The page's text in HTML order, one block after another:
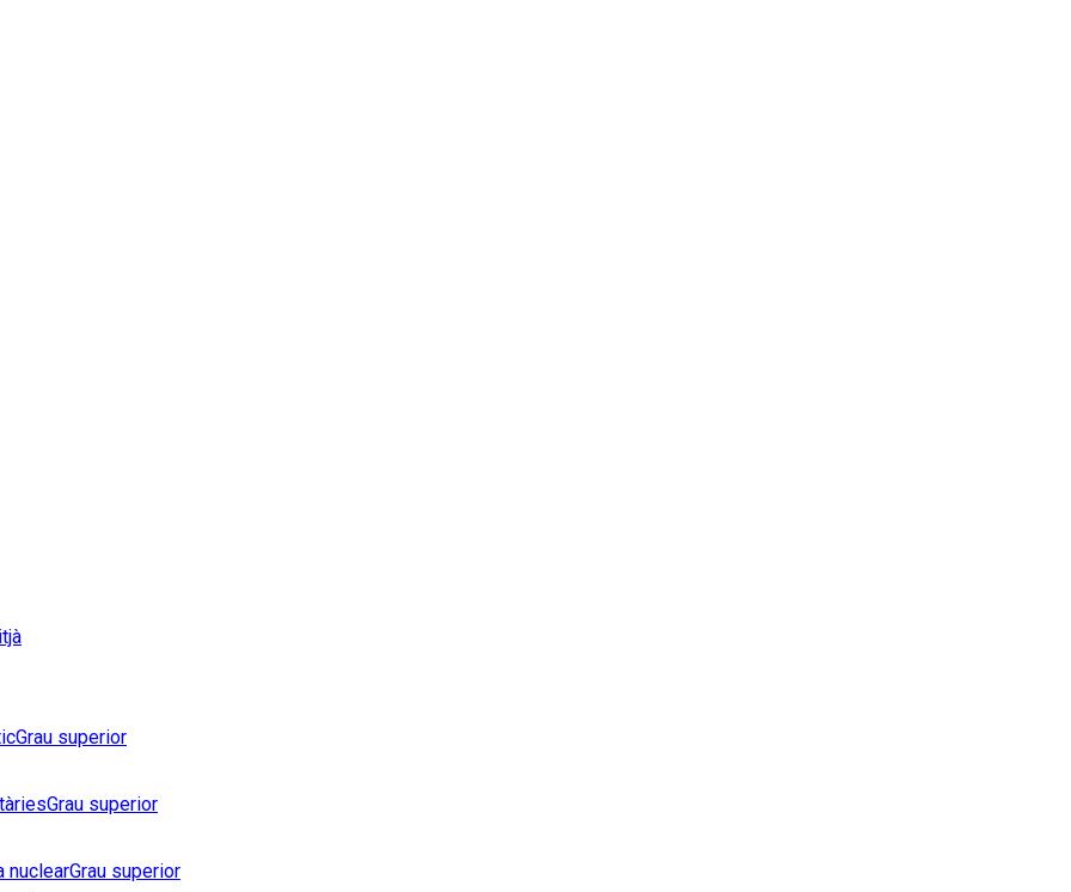
Grau superior
Grau superior
nuclearGrau superior